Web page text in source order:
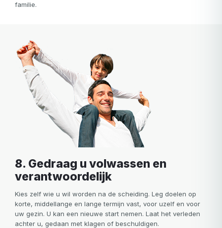
familie.
8. Gedraag u volwassen en
verantwoordelijk
Kies zelf wie u wil worden na de scheiding. Leg doelen op
korte, middellange en lange termijn vast, voor uzelf en voor
uw gezin. U kan een nieuwe start nemen. Laat het verleden
achter u, gedaan met klagen of beschuldigen.